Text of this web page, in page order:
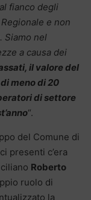
fianco degli
e non
Siamo nel
a causa dei
il valore del
meno di 20
di settore
“.
del Comune di
presenti c’era
Roberto
ruolo di
la